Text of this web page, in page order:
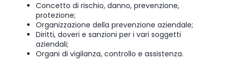
Concetto di rischio, danno, prevenzione,
protezione;
Organizzazione della prevenzione aziendale;
Diritti, doveri e sanzioni per i vari soggetti
aziendali;
Organi di vigilanza, controllo e assistenza.